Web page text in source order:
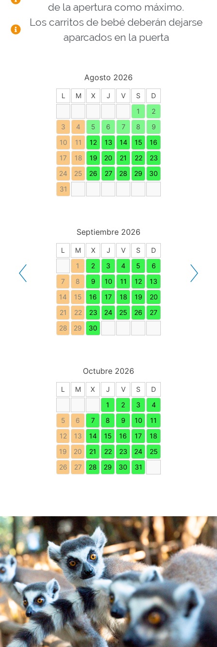
de la apertura como máximo.
Los carritos de bebé deberán dejarse
aparcados en la puerta
Agosto 2026
L M X J V S
D
1
2
3
4 5 6 7 8
9
10
11 12 13 14 15
16
17
18 19 20 21 22
23
24
25 26 27 28 29
30
31
Septiembre 2026
L M X J V S
D
1
2 3 4 5
6
7
8 9 10 11 12
13
14
15 16 17 18 19
20
21
22 23 24 25 26
27
28
29 30
Octubre 2026
L M X J V S
D
1
2 3
4
5
6 7 8 9 10
11
12
13 14 15 16 17
18
19
20 21 22 23 24
25
26
27 28 29 30 31